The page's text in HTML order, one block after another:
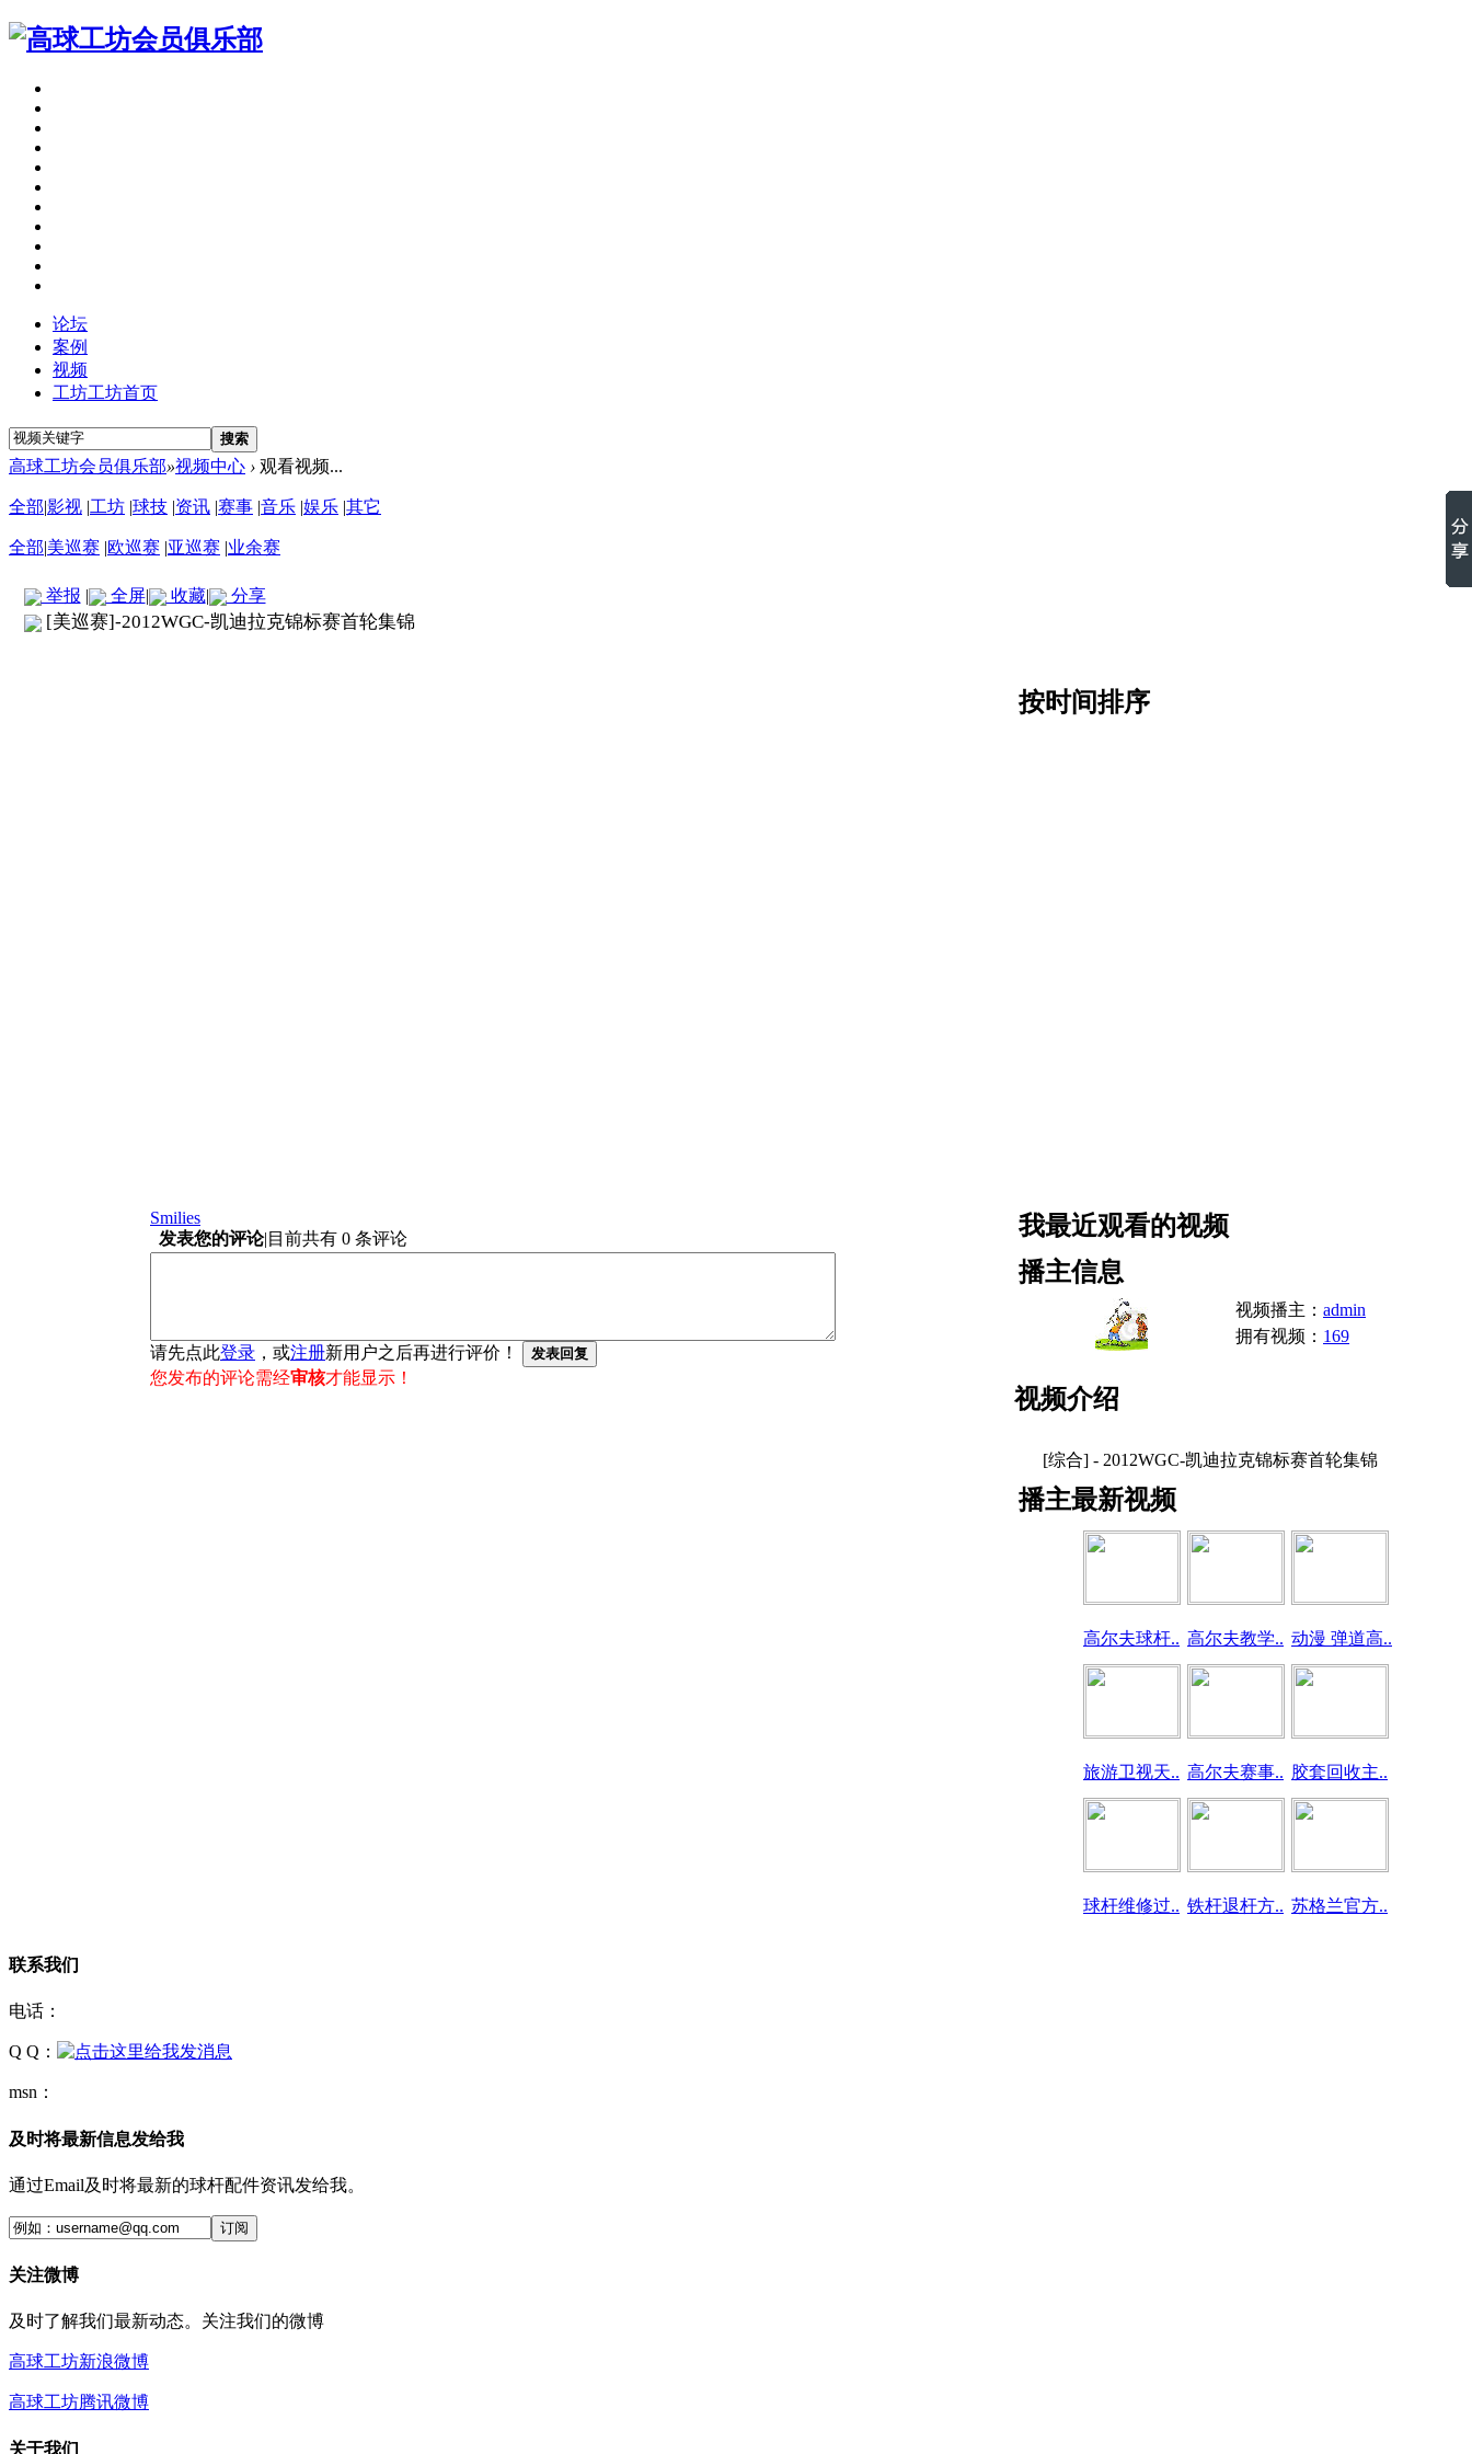
论坛
案例
视频
工坊工坊首页
搜索
高球工坊会员俱乐部»视频中心 › 观看视频...
全部|影视 |工坊 |球技 |资讯 |赛事 |音乐 |娱乐 |其它
全部|美巡赛 |欧巡赛 |亚巡赛 |业余赛
举报 | 全屏| 收藏| 分享
[美巡赛]-2012WGC-凯迪拉克锦标赛首轮集锦
按时间排序
Smilies
发表您的评论| 目前共有 0 条评论
请先点此登录 ，或注册新用户之后再进行评价！ 发表回复
您发布的评论需经审核才能显示！
我最近观看的视频
播主信息
视频播主： admin
拥有视频： 169
视频介绍
[综合] - 2012WGC-凯迪拉克锦标赛首轮集锦
播主最新视频
高尔夫球杆.. 高尔夫教学.. 动漫 弹道高..
旅游卫视天.. 高尔夫赛事.. 胶套回收主..
球杆维修过.. 铁杆退杆方.. 苏格兰官方..
联系我们
电话：
Q Q：
msn：
及时将最新信息发给我
通过Email及时将最新的球杆配件资讯发给我。
订阅
关注微博
及时了解我们最新动态。关注我们的微博
高球工坊新浪微博
高球工坊腾讯微博
关于我们